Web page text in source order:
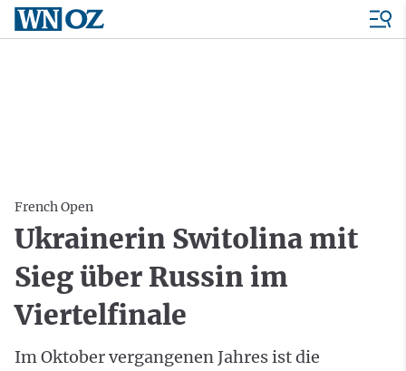
French Open
Ukrainerin Switolina mit
Sieg über Russin im
Viertelfinale
Im Oktober vergangenen Jahres ist die